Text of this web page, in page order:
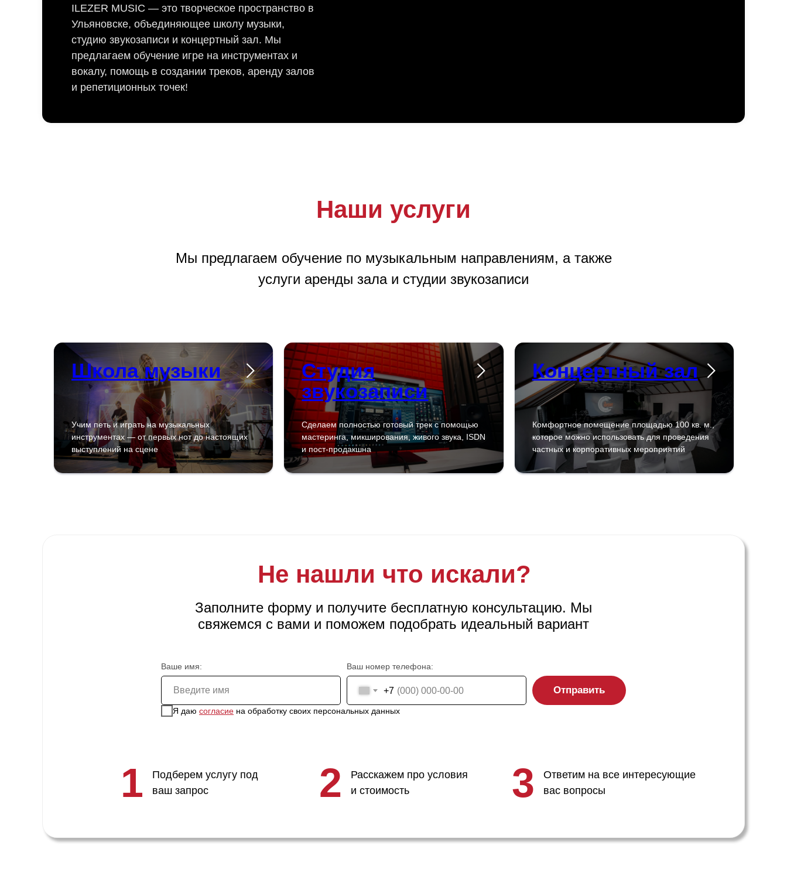
ILEZER MUSIC — это творческое пространство в
Ульяновске, объединяющее школу музыки,
студию звукозаписи и концертный зал. Мы
предлагаем обучение игре на инструментах и
вокалу, помощь в создании треков, аренду залов
и репетиционных точек!
Наши услуги
Мы предлагаем обучение по музыкальным направлениям, а также
услуги аренды зала и студии звукозаписи
Школа музыки
Учим петь и играть на музыкальных
инструментах — от первых нот до настоящих
выступлений на сцене
Студия
звукозаписи
Сделаем полностью готовый трек с помощью
мастеринга, микширования, живого звука, ISDN
и пост-продакшна
Концертный зал
Комфортное помещение площадью 100 кв. м.,
которое можно использовать для проведения
частных и корпоративных мероприятий
Заполните форму и получите бесплатную консультацию. Мы
свяжемся с вами и поможем подобрать идеальный вариант
Не нашли что искали?
Расскажем про условия
и стоимость
2 3
Ответим на все интересующие
вас вопросы
1
Подберем услугу под
ваш запрос
Ваше имя: Ваш номер телефона:
+7
Я даю согласие на обработку своих персональных данных
Отправить